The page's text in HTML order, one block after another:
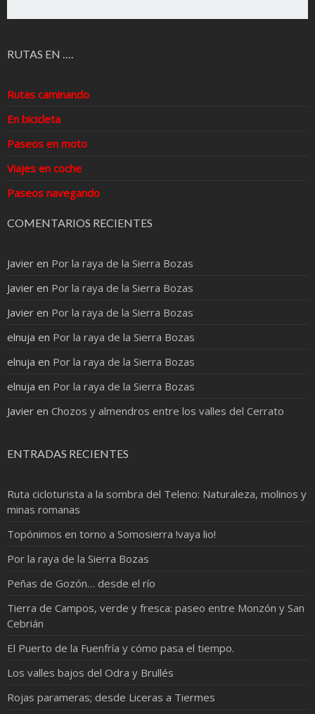
RUTAS EN ….
Rutas caminando
En bicicleta
Paseos en moto
Viajes en coche
Paseos navegando
COMENTARIOS RECIENTES
Javier en Por la raya de la Sierra Bozas
Javier en Por la raya de la Sierra Bozas
Javier en Por la raya de la Sierra Bozas
elnuja en Por la raya de la Sierra Bozas
elnuja en Por la raya de la Sierra Bozas
elnuja en Por la raya de la Sierra Bozas
Javier en Chozos y almendros entre los valles del Cerrato
ENTRADAS RECIENTES
Ruta cicloturista a la sombra del Teleno: Naturaleza, molinos y
minas romanas
Topónimos en torno a Somosierra !vaya lio!
Por la raya de la Sierra Bozas
Peñas de Gozón… desde el río
Tierra de Campos, verde y fresca: paseo entre Monzón y San
Cebrián
El Puerto de la Fuenfría y cómo pasa el tiempo.
Los valles bajos del Odra y Brullés
Rojas parameras; desde Liceras a Tiermes